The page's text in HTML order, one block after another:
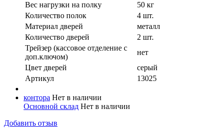
Вес нагрузки на полку
50 кг
Количество полок
4 шт.
Материал дверей
металл
Количество дверей
2 шт.
Трейзер (кассовое отделение с
доп.ключом)
нет
Цвет дверей
серый
Артикул
13025
контора Нет в наличии
Основной склад Нет в наличии
Добавить отзыв